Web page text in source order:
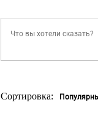
Сортировка: